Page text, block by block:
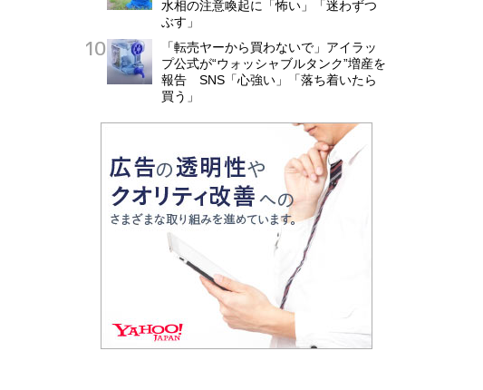
水相の注意喚起に「怖い」「迷わずつ
ぶす」
「転売ヤーから買わないで」アイラッ
プ公式が“ウォッシャブルタンク”増産を
報告 SNS「心強い」「落ち着いたら
買う」